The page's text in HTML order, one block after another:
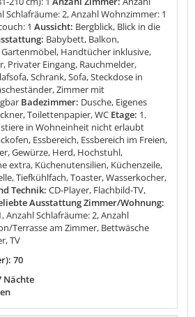
Schlafräume: 2, Anzahl Wohnzimmer: 1
1 Aussicht: Bergblick, Blick in die
Babybett, Balkon,
Handtücher inklusive,
Privater Eingang, Rauchmelder,
Schrank, Sofa, Steckdose in
Zimmer mit
Badezimmer: Dusche, Eigenes
Toilettenpapier, WC Etage: 1.
in Wohneinheit nicht erlaubt
Essbereich, Essbereich im Freien,
Gewürze, Herd, Hochstuhl,
extra, Küchenutensilien, Küchenzeile,
Tiefkühlfach, Toaster, Wasserkocher,
Technik: CD-Player, Flachbild-TV,
Ausstattung Zimmer/Wohnung:
Anzahl Schlafräume: 2, Anzahl
Terrasse am Zimmer, Bettwäsche
TV
70
Nächte